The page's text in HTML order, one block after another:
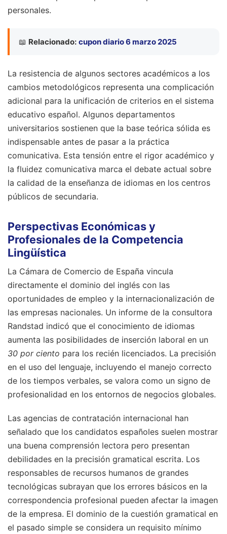
personales.
📖 Relacionado: cupon diario 6 marzo 2025
La resistencia de algunos sectores académicos a los
cambios metodológicos representa una complicación
adicional para la unificación de criterios en el sistema
educativo español. Algunos departamentos
universitarios sostienen que la base teórica sólida es
indispensable antes de pasar a la práctica
comunicativa. Esta tensión entre el rigor académico y
la fluidez comunicativa marca el debate actual sobre
la calidad de la enseñanza de idiomas en los centros
públicos de secundaria.
Perspectivas Económicas y
Profesionales de la Competencia
Lingüística
La Cámara de Comercio de España vincula
directamente el dominio del inglés con las
oportunidades de empleo y la internacionalización de
las empresas nacionales. Un informe de la consultora
Randstad indicó que el conocimiento de idiomas
aumenta las posibilidades de inserción laboral en un
30 por ciento para los recién licenciados. La precisión
en el uso del lenguaje, incluyendo el manejo correcto
de los tiempos verbales, se valora como un signo de
profesionalidad en los entornos de negocios globales.
Las agencias de contratación internacional han
señalado que los candidatos españoles suelen mostrar
una buena comprensión lectora pero presentan
debilidades en la precisión gramatical escrita. Los
responsables de recursos humanos de grandes
tecnológicas subrayan que los errores básicos en la
correspondencia profesional pueden afectar la imagen
de la empresa. El dominio de la cuestión gramatical en
el pasado simple se considera un requisito mínimo